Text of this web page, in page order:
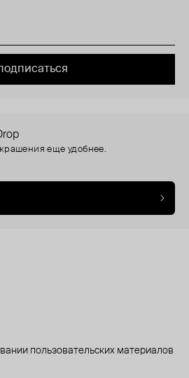
еще удобнее.
пользовательских материалов